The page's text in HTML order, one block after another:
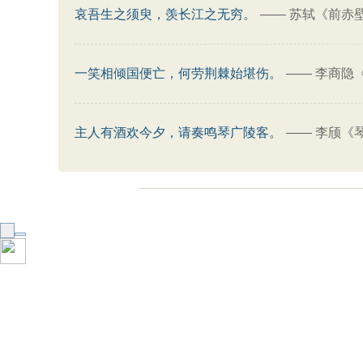
哀吾生之须臾，羡长江之无穷。 —— 苏轼《前赤
一笑相倾国便亡，何劳荆棘始堪伤。 —— 李商隐
主人有酒欢今夕，请奏鸣琴广陵客。 —— 李颀《